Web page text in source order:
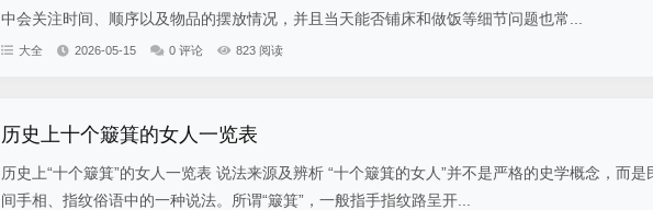
中会关注时间、顺序以及物品的摆放情况，并且当天能否铺床和做饭等细节问题也常...
大全 2026-05-15 0 评论 823 阅读
历史上十个簸箕的女人一览表
历史上“十个簸箕”的女人一览表 说法来源及辨析 “十个簸箕的女人”并不是严格的史学概念，而是
间手相、指纹俗语中的一种说法。所谓“簸箕”，一般指手指纹路呈开...